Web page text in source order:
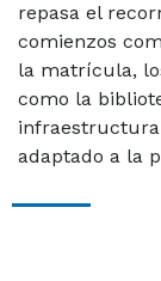
repasa el
comienzos
la matrícula,
como la
adaptado a la